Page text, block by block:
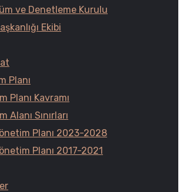
ve Denetleme Kurulu
Ekibi
Planı
Planı Kavramı
Alanı Sınırları
Planı 2023-2028
Planı 2017-2021